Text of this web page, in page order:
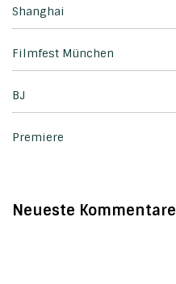
Shanghai
Filmfest München
BJ
Premiere
Neueste Kommentare